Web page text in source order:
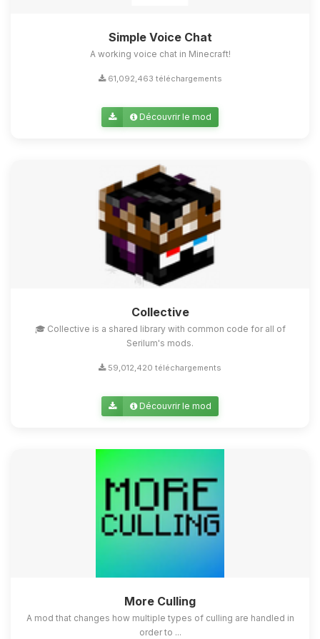
Simple Voice Chat
A working voice chat in Minecraft!
61,092,463 téléchargements
Découvrir le mod
Collective
🎓 Collective is a shared library with common code for all of
Serilum's mods.
59,012,420 téléchargements
Découvrir le mod
More Culling
A mod that changes how multiple types of culling are handled in
order to ...